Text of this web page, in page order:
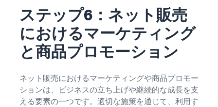
ステップ6：ネット販売
におけるマーケティング
と商品プロモーション
ネット販売におけるマーケティングや商品プロモー
ションは、ビジネスの立ち上げや継続的な成長を支
える要素の一つです。適切な施策を通じて、利用す